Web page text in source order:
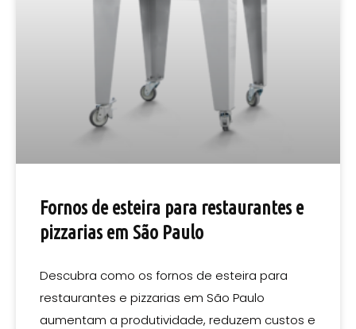
Fornos de esteira para restaurantes e
pizzarias em São Paulo
Descubra como os fornos de esteira para
restaurantes e pizzarias em São Paulo
aumentam a produtividade, reduzem custos e